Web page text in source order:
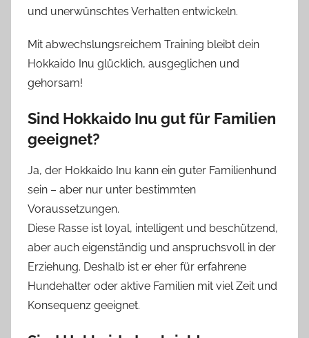
und unerwünschtes Verhalten entwickeln.
Mit abwechslungsreichem Training bleibt dein
Hokkaido Inu glücklich, ausgeglichen und
gehorsam!
Sind Hokkaido Inu gut für Familien
geeignet?
Ja, der Hokkaido Inu kann ein guter Familienhund
sein – aber nur unter bestimmten
Voraussetzungen.
Diese Rasse ist loyal, intelligent und beschützend,
aber auch eigenständig und anspruchsvoll in der
Erziehung. Deshalb ist er eher für erfahrene
Hundehalter oder aktive Familien mit viel Zeit und
Konsequenz geeignet.